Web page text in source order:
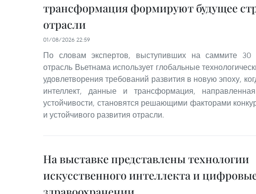
трансформация формируют будущее
отрасли
01/08/2026 22:59
По словам экспертов, выступивших на саммите 30
отрасль Вьетнама использует глобальные
удовлетворения требований развития в новую эпоху,
интеллект, данные и трансформация,
устойчивости, становятся решающими факторами
и устойчивого развития отрасли.
На выставке представлены технологии
искусственного интеллекта и